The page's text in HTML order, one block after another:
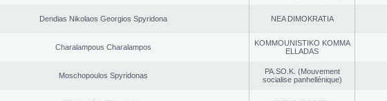
Dendias Nikolaos Georgios Spyridona NEA DΙMOKRATIA
Charalampous Charalampos
KOMMOUNISTIKO KOMMA
ELLADAS
Moschopoulos Spyridonas
PA.SO.K. (Mouvement
socialise panhellénique)